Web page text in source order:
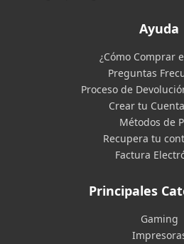
Ayuda
¿Cómo Comprar
Preguntas
Proceso de
Crear tu
Métodos de
Recupera tu
Factura
Principales
Gaming